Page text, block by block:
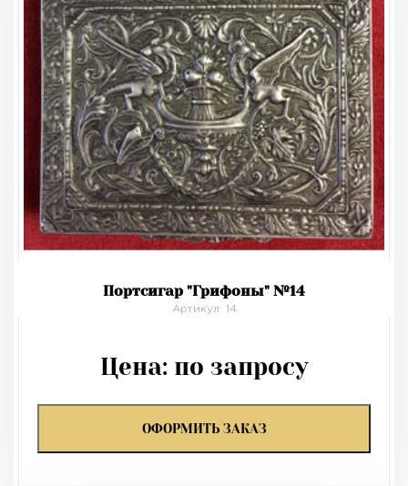
Портсигар "Грифоны" №14
Артикул: 14
Цена: по запросу
ОФОРМИТЬ ЗАКАЗ